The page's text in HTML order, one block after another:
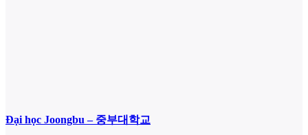
Đại học Joongbu – 중부대학교